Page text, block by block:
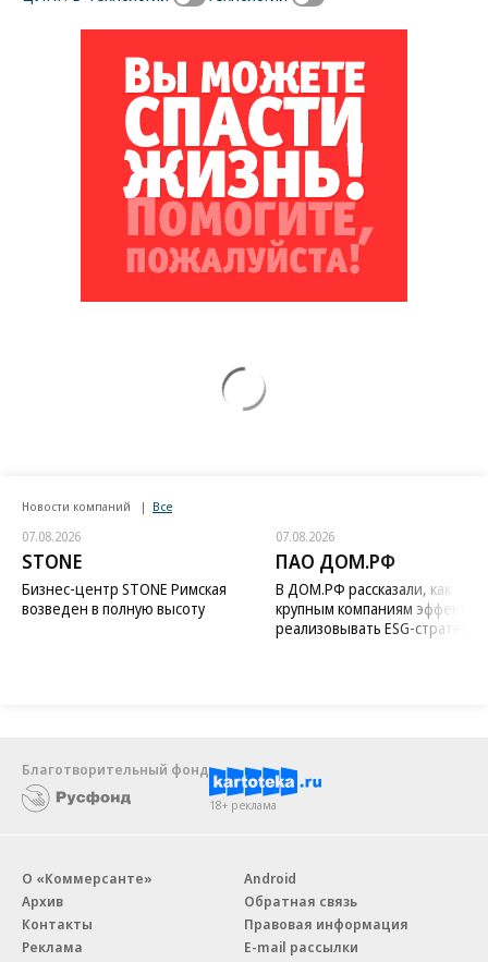
Новости компаний Все
07.08.2026
STONE
Бизнес-центр STONE Римская
возведен в полную высоту
07.08.2026
ПАО ДОМ.РФ
В ДОМ.РФ рассказали, как
крупным компаниям
реализовывать ESG-стратегию
Благотворительный фонд
18+ реклама
О «Коммерсанте»
Архив
Контакты
Реклама
Android
Обратная связь
Правовая информация
E-mail рассылки